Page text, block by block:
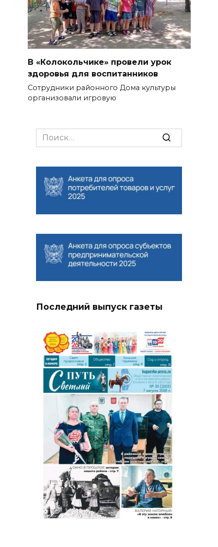
В «Колокольчике» провели урок
здоровья для воспитанников
Сотрудники районного Дома культуры
организовали игровую
Search
for:
Последний выпуск газеты